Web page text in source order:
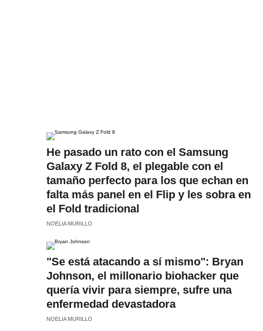
He pasado un rato con el Samsung
Galaxy Z Fold 8, el plegable con el
tamaño perfecto para los que echan en
falta más panel en el Flip y les sobra en
el Fold tradicional
NOELIA MURILLO
"Se está atacando a sí mismo": Bryan
Johnson, el millonario biohacker que
quería vivir para siempre, sufre una
enfermedad devastadora
NOELIA MURILLO